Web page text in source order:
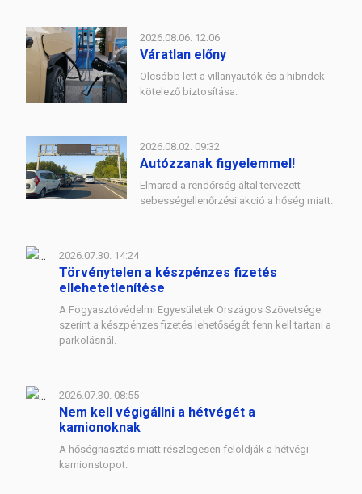
2026.08.06. 12:06
Váratlan előny
Olcsóbb lett a villanyautók és a hibridek
kötelező biztosítása.
2026.08.02. 09:32
Autózzanak figyelemmel!
Elmarad a rendőrség által tervezett
sebességellenőrzési akció a hőség miatt.
2026.07.30. 14:24
Törvénytelen a készpénzes fizetés
ellehetetlenítése
A Fogyasztóvédelmi Egyesületek Országos Szövetsége
szerint a készpénzes fizetés lehetőségét fenn kell tartani a
parkolásnál.
2026.07.30. 08:55
Nem kell végigállni a hétvégét a
kamionoknak
A hőségriasztás miatt részlegesen feloldják a hétvégi
kamionstopot.